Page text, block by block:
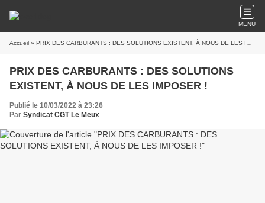
MENU
Accueil » PRIX DES CARBURANTS : DES SOLUTIONS EXISTENT, À NOUS DE LES IMPOSER !
PRIX DES CARBURANTS : DES SOLUTIONS
EXISTENT, À NOUS DE LES IMPOSER !
Publié le 10/03/2022 à 23:26
Par Syndicat CGT Le Meux